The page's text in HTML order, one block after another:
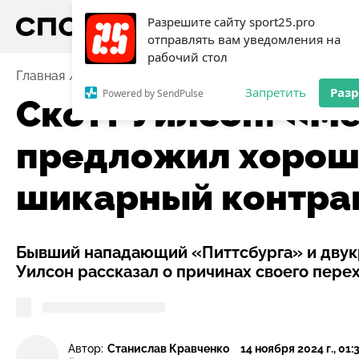
Разрешите сайту sport25.pro
отправлять вам уведомления на
рабочий стол
Powered by SendPulse Запретить
Главная Скотт Уилсон:
Скотт Уилсон:
предложил
шикарный
Бывший нападающий «Питтсбурга» и
Уилсон рассказал о причинах своего
Автор: Станислав Кравченко 14 ноября 2024 г.,